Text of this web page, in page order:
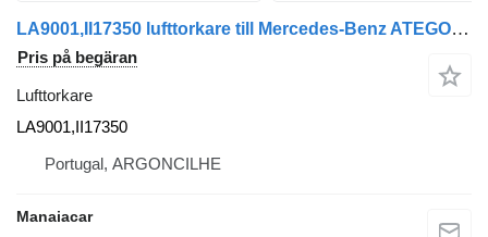
LA9001,II17350 lufttorkare till Mercedes-Benz ATEGO | 98 - 04 lastbil
Pris på begäran
Lufttorkare
LA9001,II17350
Portugal, ARGONCILHE
Manaiacar